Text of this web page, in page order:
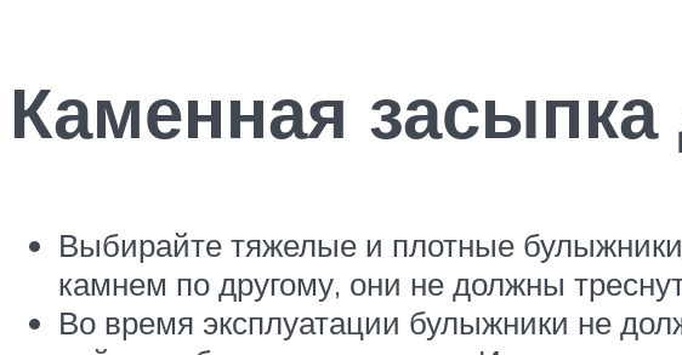
Каменная
Выбирайте тяжелые и плотные
камнем по другому, они не должны
Во время эксплуатации булыжники не